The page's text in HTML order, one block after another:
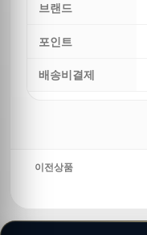
브랜드
포인트
배송비결제
이전상품